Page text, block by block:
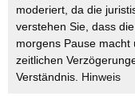
moderiert, da die
verstehen Sie, dass
morgens Pause macht
zeitlichen
Verständnis. Hinweis